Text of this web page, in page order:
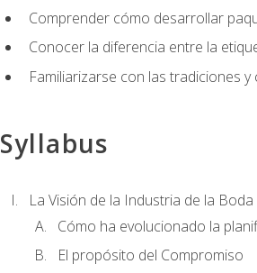
Comprender cómo desarrollar
Conocer la diferencia entre la
Familiarizarse con las tradiciones
Syllabus
La Visión de la Industria de la Boda
Cómo ha evolucionado la
El propósito del Compromiso